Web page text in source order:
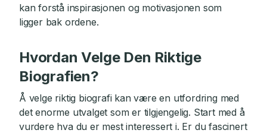
kan forstå inspirasjonen og motivasjonen som
ligger bak ordene.
Hvordan Velge Den Riktige
Biografien?
Å velge riktig biografi kan være en utfordring med
det enorme utvalget som er tilgjengelig. Start med å
vurdere hva du er mest interessert i. Er du fascinert